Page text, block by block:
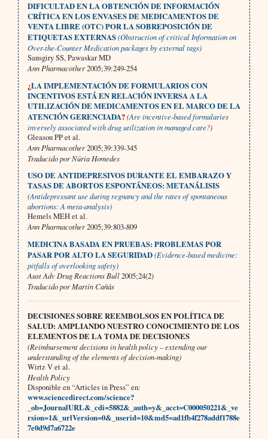
DIFICULTAD EN LA OBTENCIÓN DE INFORMACIÓN
CRÍTICA EN LOS ENVASES DE MEDICAMENTOS DE
VENTA LIBRE (OTC) POR LA SOBREPOSICIÓN DE
ETIQUETAS EXTERNAS(Obstruction of critical Information on
Over-the-Counter Medication packages by external tags)
Sansgiry SS, Pawaskar MD
Ann Pharmacother2005;39:249-254
¿LA IMPLEMENTACIÓN DE FORMULARIOS CON
INCENTIVOS ESTÁ EN RELACIÓN INVERSA A LA
UTILIZACIÓN DE MEDICAMENTOS EN EL MARCO DE LA
ATENCIÓN GERENCIADA?(Are incentive-based formularies
inversely associated with drug utilization in managed care?)
Gleason PP et al.
Ann Pharmacother2005;39:339-345
Traducido por Núria Homedes
USO DE ANTIDEPRESIVOS DURANTE EL EMBARAZO Y
TASAS DE ABORTOS ESPONTÁNEOS: METANÁLISIS
(Antidepressant use during regnancy and the rates of spontaneous
abortions: A meta-analysis)
Hemels MEH et al.
Ann Pharmacother2005;39:803-809
MEDICINA BASADA EN PRUEBAS: PROBLEMAS POR
PASAR POR ALTO LA SEGURIDAD(Evidence-based medicine:
pitfalls of overlooking safety)
Aust Adv Drug Reactions Bull2005;24(2)
Traducido por Martín Cañás
DECISIONES SOBRE REEMBOLSOS EN POLÍTICA DE
SALUD: AMPLIANDO NUESTRO CONOCIMIENTO DE LOS
ELEMENTOS DE LA TOMA DE DECISIONES
(Reimbursement decisions in health policy – extending our
understanding of the elements of decision-making)
Wirtz V et al.
Health Policy
Disponible en “Articles in Press” en:
www.sciencedirect.com/science?
_ob=JournalURL&_cdi=5882&_auth=y&_acct=C000050221&_ve
rsion=1&_urlVersion=0&_userid=10&md5=ad1fb4f278addf1788e
7e0d9d7a6722e